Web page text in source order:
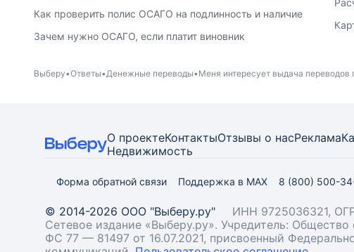
Как проверить полис ОСАГО на подлинность и наличие
Зачем нужно ОСАГО, если платит виновник
Выберу Ответы Денежные переводы Меня интересует выдача переводов
О проектеКонтактыОтзывы о насРеклама
Недвижимость
Форма обратной связи Поддержка в MAX 8 (800) 500-
© 2014-2026 ООО "Выберу.ру"
ИНН 9725036321,
Сетевое издание «Выберу.ру». Учредитель:
ФС 77 — 81497 от 16.07.2021, присвоенный